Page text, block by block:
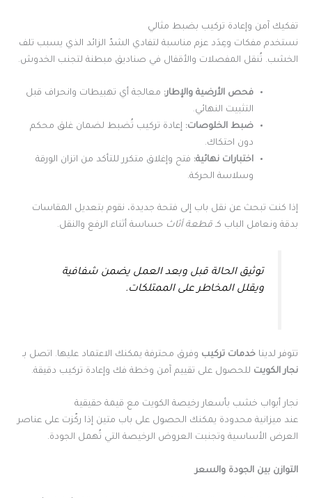
تفكيك آمن وإعادة تركيب بضبط مثالي
نستخدم مفكات وعِدَد عزم مناسبة لتفادي الشدّ الزائد الذي يسبب تلف
الخشب. تُنقل المفصلات والأقفال في صناديق مبطنة لتجنب الخدوش.
فحص الأرضية والإطار: معالجة أي تهبيطات وانحراف قبل
التثبيت النهائي.
ضبط الخلوصات: إعادة تركيب تُضبط لضمان غلق محكم
دون احتكاك.
اختبارات نهائية: فتح وإغلاق متكرر للتأكد من اتزان الورقة
وسلاسة الحركة.
إذا كنت تبحث عن نقل باب إلى فتحة جديدة، نقوم بتعديل المقاسات
بدقة ونعامل الباب كـ قطعة أثاث حساسة أثناء الرفع والنقل.
توثيق الحالة قبل وبعد العمل يضمن شفافية
ويقلل المخاطر على الممتلكات.
تتوفر لدينا خدمات تركيب وفرق محترفة يمكنك الاعتماد عليها. اتصل بـ
نجار الكويت للحصول على تقييم آمن وخطة فك وإعادة تركيب دقيقة.
نجار أبواب خشب بأسعار رخيصة الكويت مع قيمة حقيقية
عند ميزانية محدودة يمكنك الحصول على باب متين إذا ركّزت على عناصر
العرض الأساسية وتجنبت العروض الرخيصة التي تُهمل الجودة.
التوازن بين الجودة والسعر